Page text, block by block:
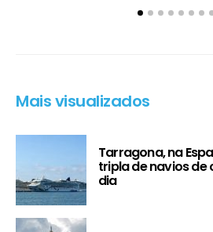
Mais visualizados
Tarragona, na
tripla de navios de
dia